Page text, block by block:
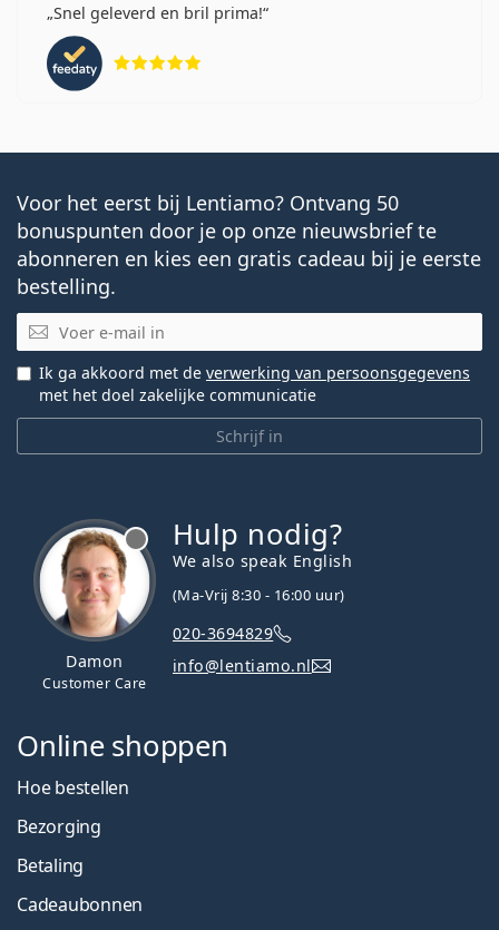
Snel geleverd en bril prima!
Voor het eerst bij Lentiamo? Ontvang 50
bonuspunten door je op onze nieuwsbrief te
abonneren en kies een gratis cadeau bij je eerste
bestelling.
E-mail
Schrijf in
Ik ga akkoord met de verwerking van persoonsgegevens
met het doel zakelijke communicatie
Damon
Customer Care
Hulp nodig?
We also speak English
(Ma-Vrij 8:30 - 16:00 uur)
020-3694829
info@lentiamo.nl
Online shoppen
Hoe bestellen
Bezorging
Betaling
Cadeaubonnen